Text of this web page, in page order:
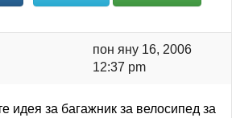
пон яну 16, 2006
12:37 pm
идея за багажник за велосипед за